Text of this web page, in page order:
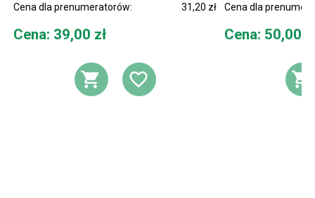
Cena dla prenumeratorów: 31,20 zł
Cena
Cena: 39,00 zł
DODAJ DO KOSZYKA
DODAJ DO
Cena dla
Cena
Cena: 50,00